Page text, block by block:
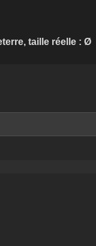
taille réelle : Ø